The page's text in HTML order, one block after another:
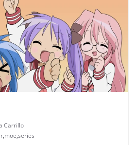
Carrillo
,moe,series